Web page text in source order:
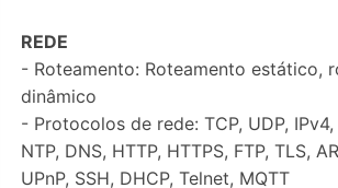
REDE
- Roteamento: Roteamento estático,
dinâmico
- Protocolos de rede: TCP, UDP, IPv4,
NTP, DNS, HTTP, HTTPS, FTP, TLS,
UPnP, SSH, DHCP, Telnet, MQTT